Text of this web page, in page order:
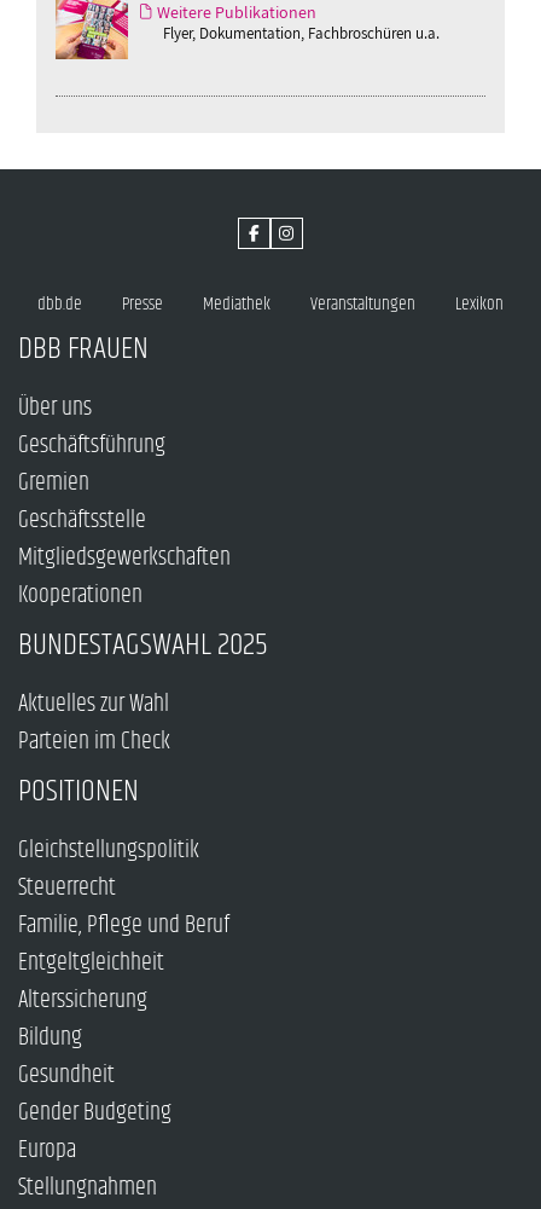
Weitere Publikationen
Flyer, Dokumentation, Fachbroschüren u.a.
dbb.de Presse Mediathek Veranstaltungen Lexikon
DBB FRAUEN
Über uns
Geschäftsführung
Gremien
Geschäftsstelle
Mitgliedsgewerkschaften
Kooperationen
BUNDESTAGSWAHL 2025
Aktuelles zur Wahl
Parteien im Check
POSITIONEN
Gleichstellungspolitik
Steuerrecht
Familie, Pflege und Beruf
Entgeltgleichheit
Alterssicherung
Bildung
Gesundheit
Gender Budgeting
Europa
Stellungnahmen